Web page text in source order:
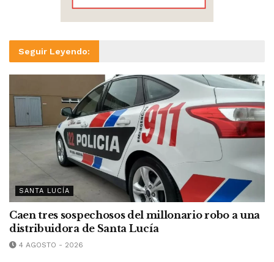
Seguir Leyendo:
SANTA LUCÍA
Caen tres sospechosos del millonario robo a una
distribuidora de Santa Lucía
4 AGOSTO - 2026